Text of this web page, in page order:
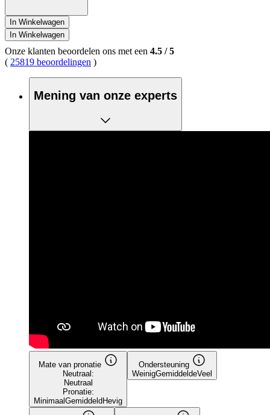
In Winkelwagen
In Winkelwagen
Onze klanten beoordelen ons met een 4.5 /5
( 25819 beoordelingen )
Mening van onze experts
Mate van pronatie
Neutraal:
Neutraal
Pronatie:
Minimaal Gemiddeld Hevig
Ondersteuning
WeinigGemiddeldeVeel